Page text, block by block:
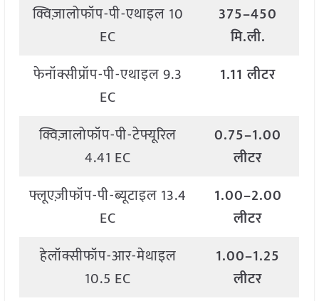
क्विज़ालोफॉप-पी-एथाइल 10
EC
375–450
मि.ली.
फेनॉक्सीप्रॉप-पी-एथाइल 9.3
EC
1.11 लीटर
क्विज़ालोफॉप-पी-टेफ्यूरिल
4.41 EC
0.75–1.00
लीटर
फ्लूएज़ीफॉप-पी-ब्यूटाइल 13.4
EC
1.00–2.00
लीटर
हेलॉक्सीफॉप-आर-मेथाइल
10.5 EC
1.00–1.25
लीटर